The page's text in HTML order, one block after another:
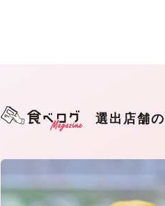
選出店舗